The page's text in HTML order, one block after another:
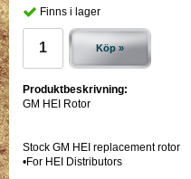
Finns i lager
Köp »
Produktbeskrivning:
GM HEI Rotor
Stock GM HEI replacement rotor
•For HEI Distributors